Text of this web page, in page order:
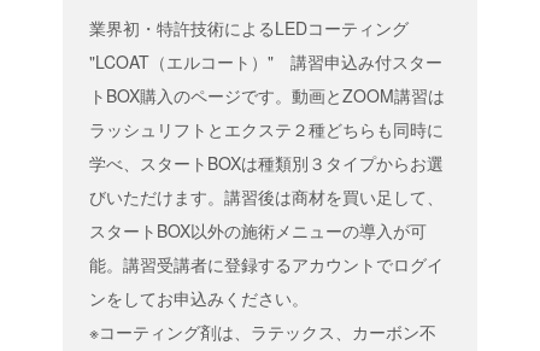
業界初・特許技術によるLEDコーティング
"LCOAT（エルコート）" 講習申込み付スター
トBOX購入のページです。動画とZOOM講習は
ラッシュリフトとエクステ２種どちらも同時に
学べ、スタートBOXは種類別３タイプからお選
びいただけます。講習後は商材を買い足して、
スタートBOX以外の施術メニューの導入が可
能。講習受講者に登録するアカウントでログイ
ンをしてお申込みください。
※コーティング剤は、ラテックス、カーボン不